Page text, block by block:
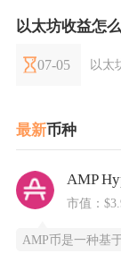
以太坊收益怎
07-05 以太
最新币种
AMP
市值：